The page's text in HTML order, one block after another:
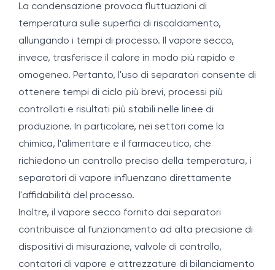
La condensazione provoca fluttuazioni di
temperatura sulle superfici di riscaldamento,
allungando i tempi di processo. Il vapore secco,
invece, trasferisce il calore in modo più rapido e
omogeneo. Pertanto, l'uso di separatori consente di
ottenere tempi di ciclo più brevi, processi più
controllati e risultati più stabili nelle linee di
produzione. In particolare, nei settori come la
chimica, l'alimentare e il farmaceutico, che
richiedono un controllo preciso della temperatura, i
separatori di vapore influenzano direttamente
l'affidabilità del processo.
Inoltre, il vapore secco fornito dai separatori
contribuisce al funzionamento ad alta precisione di
dispositivi di misurazione, valvole di controllo,
contatori di vapore e attrezzature di bilanciamento